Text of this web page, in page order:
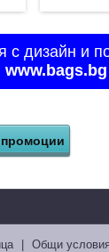
с дизайн и
www.bags.bg
Общи